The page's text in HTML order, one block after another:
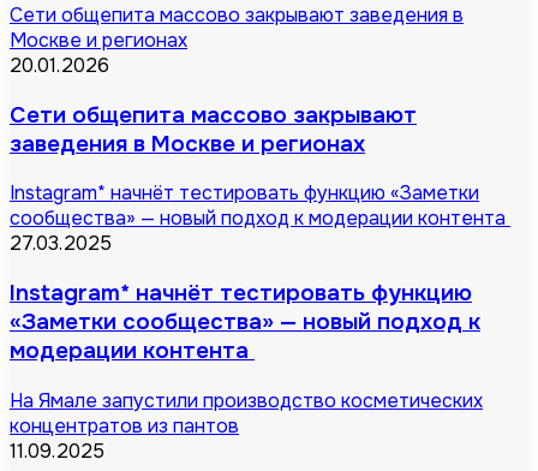
Сети общепита массово закрывают заведения в
Москве и регионах
20.01.2026
Сети общепита массово закрывают
заведения в Москве и регионах
Instagram* начнёт тестировать функцию «Заметки
сообщества» — новый подход к модерации контента
27.03.2025
Instagram* начнёт тестировать функцию
«Заметки сообщества» — новый подход к
модерации контента
На Ямале запустили производство косметических
концентратов из пантов
11.09.2025